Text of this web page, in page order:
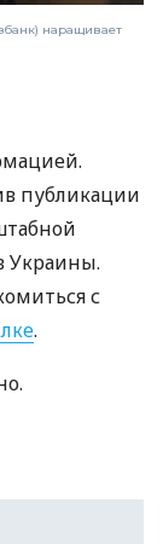
наращивает
публикации
Украины.
с
.